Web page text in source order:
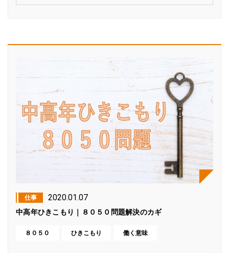
仕事 2020.01.07
中高年ひきこもり｜８０５０問題解決のカギ
８０５０ ひきこもり 働く意味